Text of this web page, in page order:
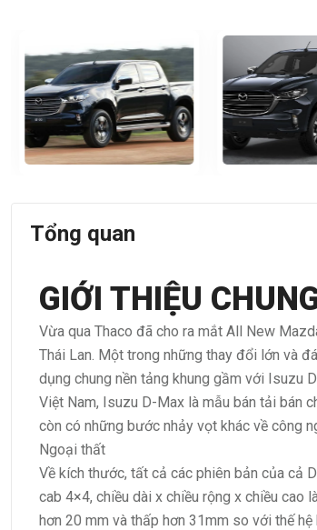
Tổng quan
GIỚI THIỆU
Vừa qua Thaco đã cho ra mắt All New
Thái Lan. Một trong những thay đổi lớn và
dụng chung nền tảng khung gầm với Isuzu
Việt Nam, Isuzu D-Max là mẫu bán tải bán
còn có những bước nhảy vọt khác về công
Ngoại thất
Về kích thước, tất cả các phiên bản của cả
cab 4×4, chiều dài x chiều rộng x chiều cao
hơn 20 mm và thấp hơn 31mm so với thế